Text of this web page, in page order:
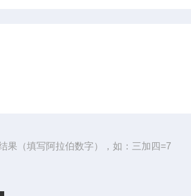
果（填写阿拉伯数字），如：三加四=7